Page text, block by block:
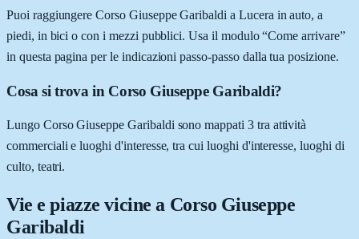
Puoi raggiungere Corso Giuseppe Garibaldi a Lucera in auto, a
piedi, in bici o con i mezzi pubblici. Usa il modulo “Come arrivare”
in questa pagina per le indicazioni passo-passo dalla tua posizione.
Cosa si trova in Corso Giuseppe Garibaldi?
Lungo Corso Giuseppe Garibaldi sono mappati 3 tra attività
commerciali e luoghi d'interesse, tra cui luoghi d'interesse, luoghi di
culto, teatri.
Vie e piazze vicine a Corso Giuseppe
Garibaldi